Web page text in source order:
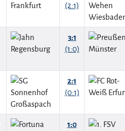
(2:1)
3:1
(1:0)
2:1
(0:1)
1:0